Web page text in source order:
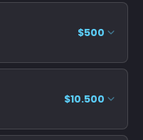
$500
$10.500